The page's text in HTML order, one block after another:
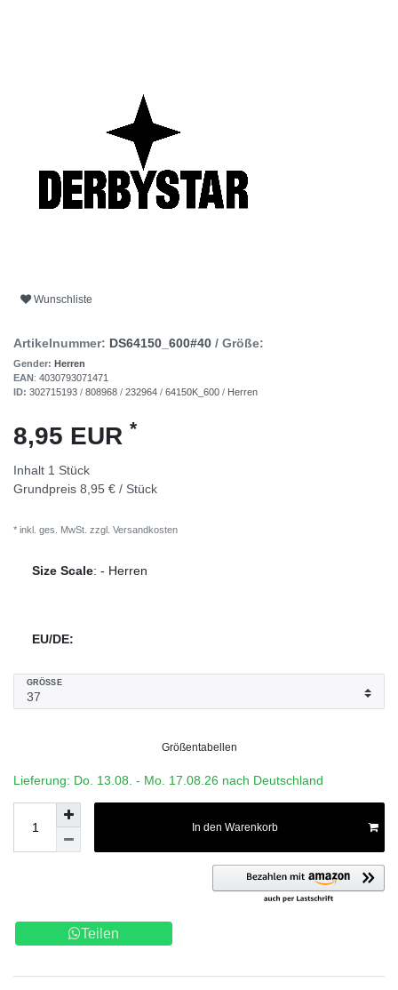
Wunschliste
Artikelnummer: DS64150_600#40 / Größe:
Gender: Herren
EAN: 4030793071471
ID: 302715193 / 808968 / 232964 / 64150K_600 / Herren
8,95 EUR *
Inhalt 1 Stück
Grundpreis 8,95 € / Stück
* inkl. ges. MwSt. zzgl. Versandkosten
Size Scale: - Herren
EU/DE:
GRÖSSE
Größentabellen
Lieferung: Do. 13.08. - Mo. 17.08.26 nach Deutschland
In den Warenkorb
Teilen